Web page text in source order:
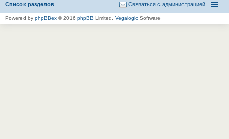
Список разделов Связаться с администрацией
Powered by phpBBex © 2016 phpBB Limited, Vegalogic Software